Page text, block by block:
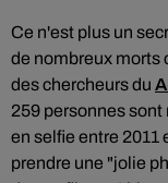
Ce n'est plus un
de nombreux morts
des chercheurs du
259 personnes
en selfie entre 2011
prendre une "jolie